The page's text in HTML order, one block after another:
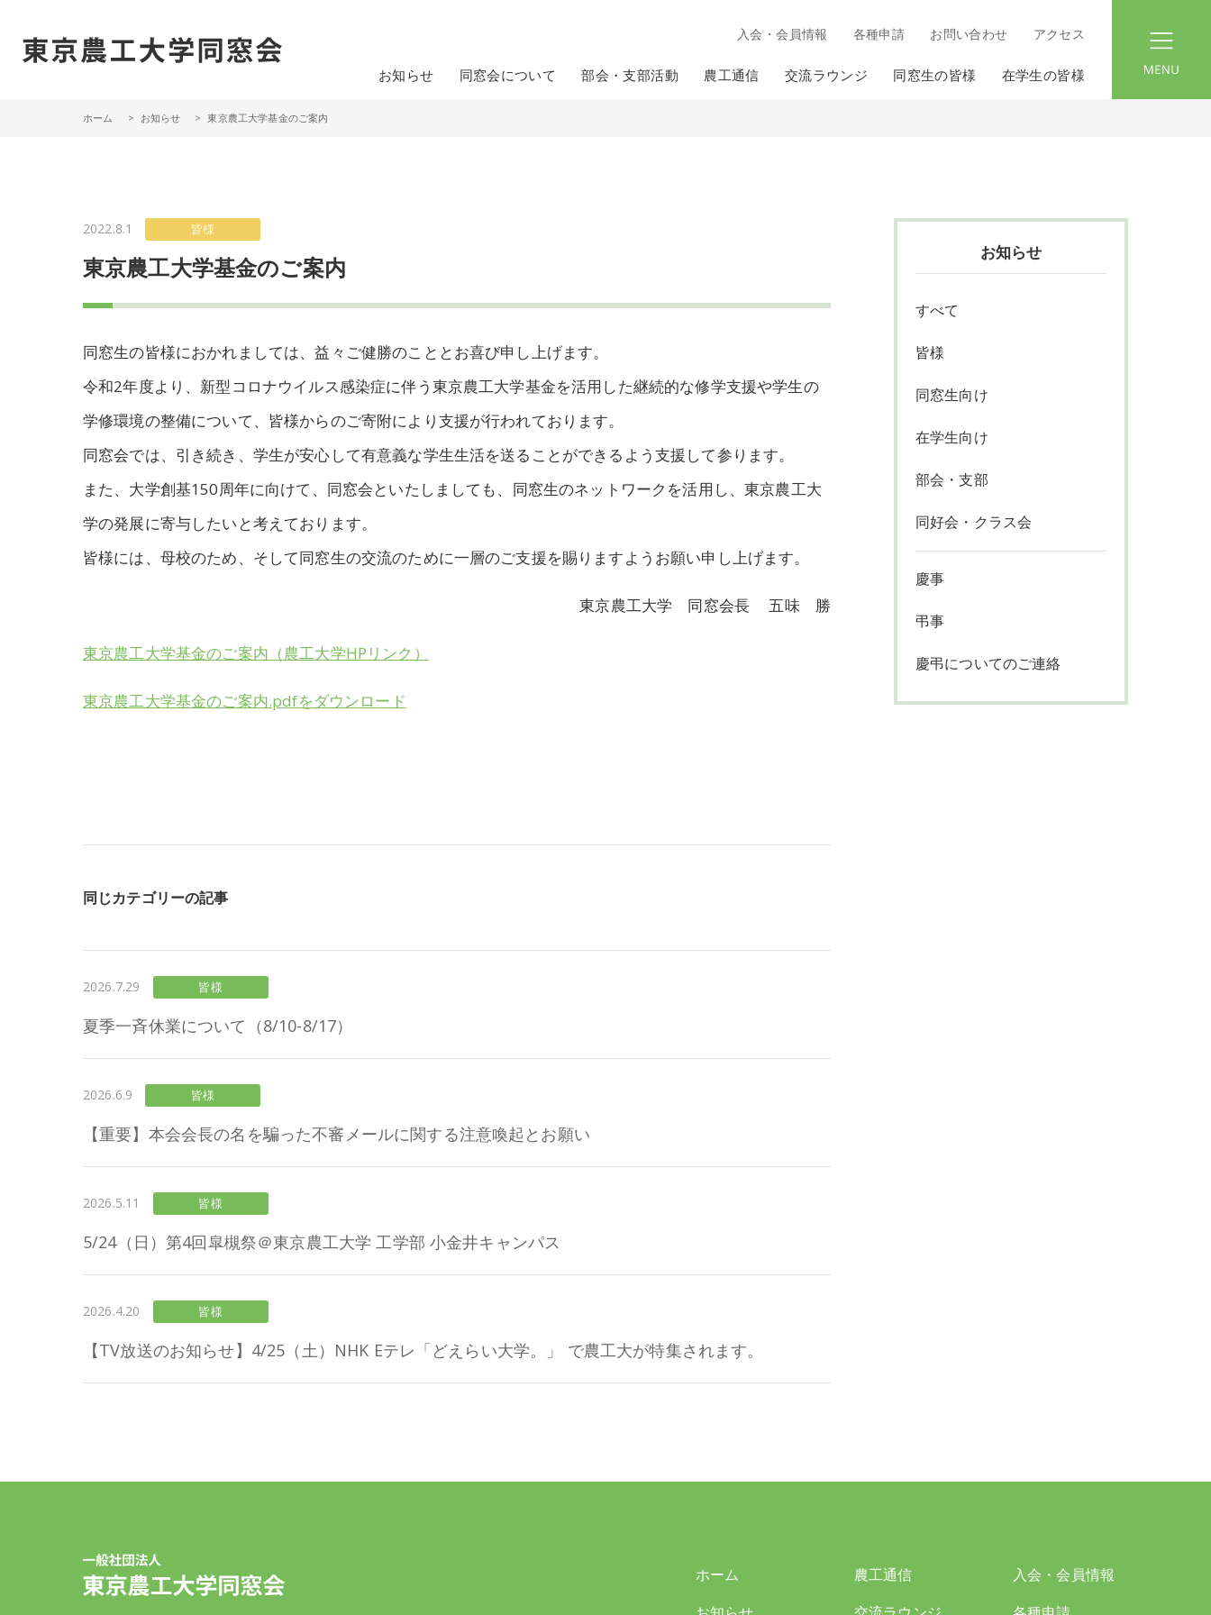
入会・会員情報 各種申請 お問い合わせ アクセス
お知らせ 同窓会について 部会・支部活動 農工通信 交流ラウンジ 同窓生の皆様 在学生の皆様
ホーム お知らせ 東京農工大学基金のご案内
お知らせ
すべて
皆様
同窓生向け
在学生向け
部会・支部
同好会・クラス会
慶事
弔事
慶弔についてのご連絡
2022.8.1 皆様
東京農工大学基金のご案内
同窓生の皆様におかれましては、益々ご健勝のこととお喜び申し上げます。
令和2年度より、新型コロナウイルス感染症に伴う東京農工大学基金を活用した継続的な修学支援や学生の
学修環境の整備について、皆様からのご寄附により支援が行われております。
同窓会では、引き続き、学生が安心して有意義な学生生活を送ることができるよう支援して参ります。
また、大学創基150周年に向けて、同窓会といたしましても、同窓生のネットワークを活用し、東京農工大
学の発展に寄与したいと考えております。
皆様には、母校のため、そして同窓生の交流のために一層のご支援を賜りますようお願い申し上げます。
東京農工大学 同窓会長 五味 勝
東京農工大学基金のご案内（農工大学HPリンク）
東京農工大学基金のご案内.pdfをダウンロード
同じカテゴリーの記事
2026.7.29 皆様
夏季一斉休業について（8/10-8/17）
2026.6.9 皆様
【重要】本会会長の名を騙った不審メールに関する注意喚起とお願い
2026.5.11 皆様
5/24（日）第4回皐槻祭＠東京農工大学 工学部 小金井キャンパス
2026.4.20 皆様
【TV放送のお知らせ】4/25（土）NHK Eテレ「どえらい大学。」 で農工大が特集されます。
ホーム
農工通信
入会・会員情報
menu